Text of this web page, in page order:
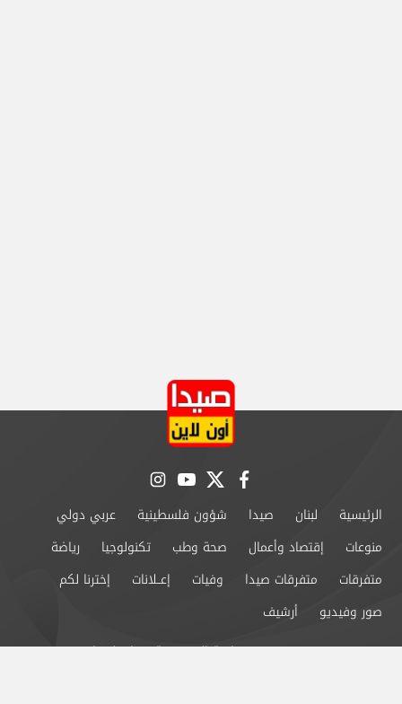
facebook
twitter
youtube
instagram
الرئيسية لبنان صيدا شؤون فلسطينية
عربي دولي
منوعات
إقتصاد وأعمال صحة وطب تكنولوجيا
رياضة
متفرقات
متفرقات صيدا وفيات إعــلانات
إخترنا لكم
صور وفيديو
أرشيف
من نحن
سياسة الخصوصية اتصل بنا